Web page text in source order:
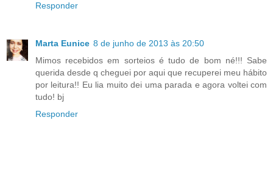
Responder
Marta Eunice 8 de junho de 2013 às 20:50
Mimos recebidos em sorteios é tudo de bom né!!! Sabe
querida desde q cheguei por aqui que recuperei meu hábito
por leitura!! Eu lia muito dei uma parada e agora voltei com
tudo! bj
Responder